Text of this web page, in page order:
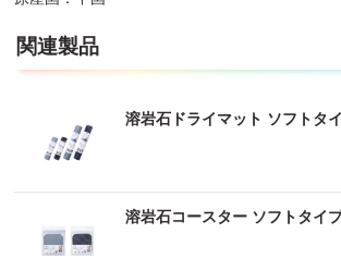
関連製品
溶岩石ドライマット ソフトタ
溶岩石コースター ソフトタイ